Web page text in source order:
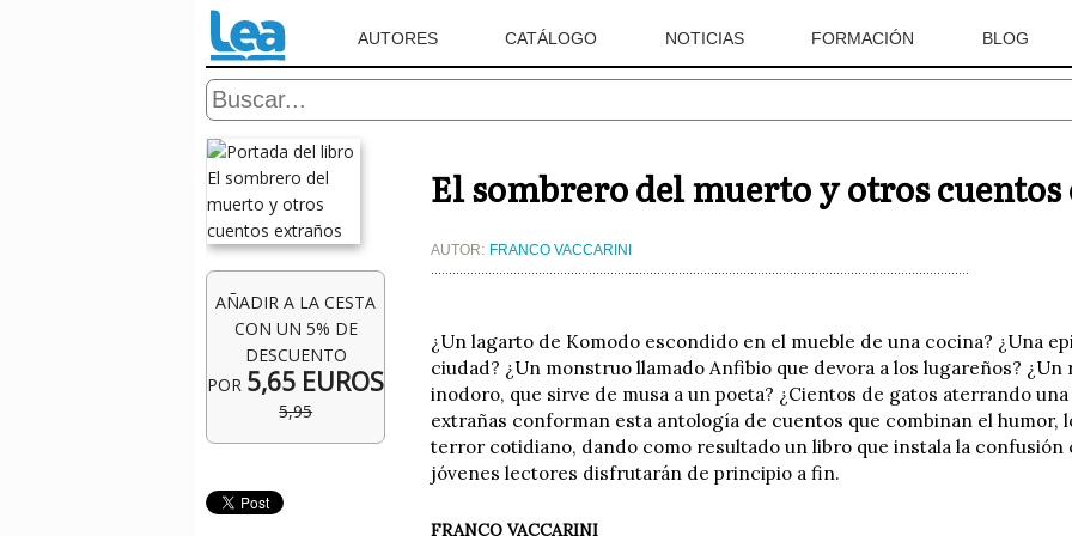
AUTORES CATÁLOGO NOTICIAS FORMACIÓN BLOG
AÑADIR A LA CESTA
CON UN 5% DE
DESCUENTO
POR 5,65 EUROS
5,95
El sombrero del muerto y otros
AUTOR: FRANCO VACCARINI
¿Un lagarto de Komodo escondido en el mueble de una cocina? ¿Una
ciudad? ¿Un monstruo llamado Anfibio que devora a los lugareños?
inodoro, que sirve de musa a un poeta? ¿Cientos de gatos aterrando
extrañas conforman esta antología de cuentos que combinan el humor,
terror cotidiano, dando como resultado un libro que instala la confusión
jóvenes lectores disfrutarán de principio a fin.
FRANCO VACCARINI